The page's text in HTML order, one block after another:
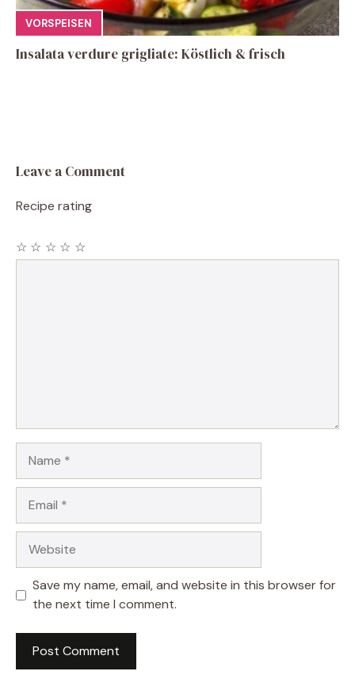
VORSPEISEN
Insalata verdure grigliate: Köstlich & frisch
Leave a Comment
Recipe rating
☆
☆
☆
☆
☆
Save my name, email, and website in this browser for
the next time I comment.